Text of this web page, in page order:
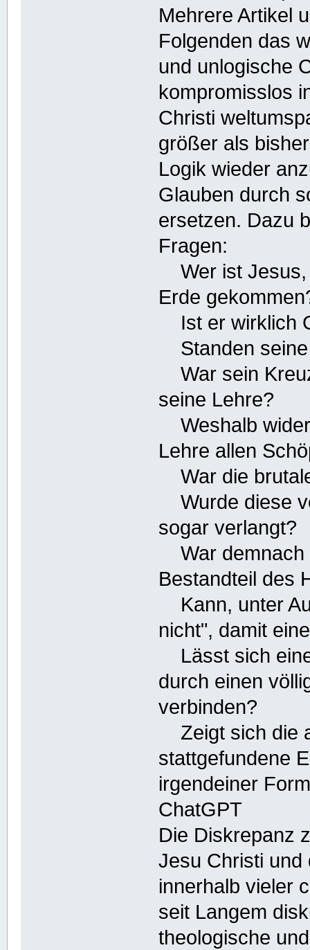
Mehrere Artikel
Folgenden das
und unlogische
kompromisslos
Christi
größer als
Logik wieder
Glauben durch
ersetzen. Dazu
Fragen:
Wer ist Jesus,
Erde
Ist er wirklich
Standen seine
War sein
seine Lehre?
Weshalb
Lehre allen
War die
Wurde diese
sogar verlangt?
War demnach
Bestandteil des
Kann, unter
nicht", damit
Lässt sich
durch einen
verbinden?
Zeigt sich die
stattgefundene
irgendeiner
ChatGPT
Die Diskrepanz
Jesu Christi und
innerhalb vieler
seit Langem
theologische